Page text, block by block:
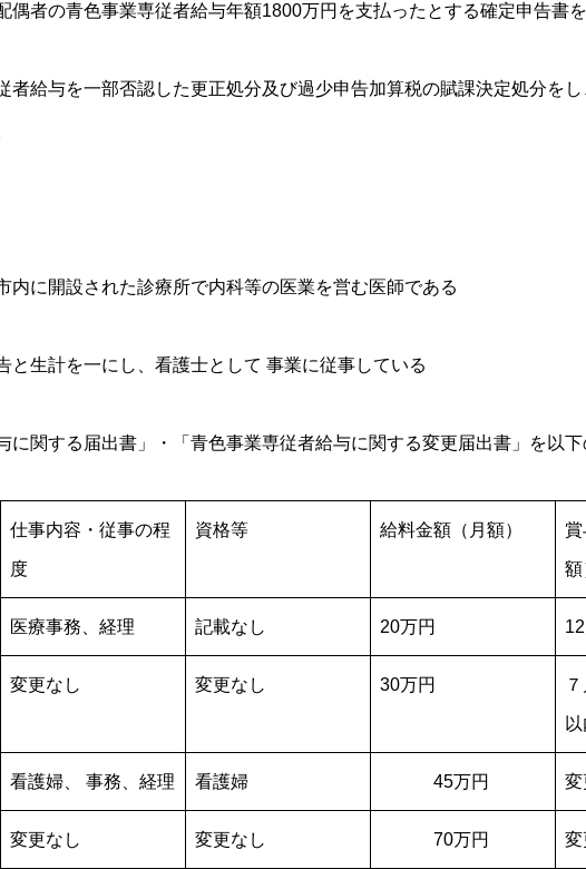
偶者の青色事業専従者給与年額1800万円を支払ったとする確定申告書を
者給与を一部否認した更正処分及び過少申告加算税の賦課決定処分を
内に開設された診療所で内科等の医業を営む医師である
と生計を一にし、看護士として 事業に従事している
に関する届出書」・「青色事業専従者給与に関する変更届出書」を以下
仕事内容・従事の程
度
資格等 給料金額（月額）
額
医療事務、経理 記載なし 20万円
変更なし 変更なし 30万円
看護婦、 事務、経理 看護婦 45万円 変
変更なし 変更なし 70万円 変